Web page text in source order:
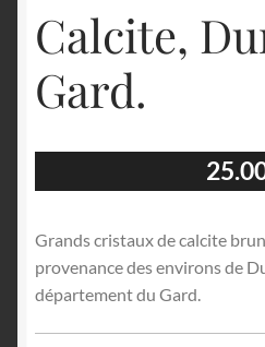
Calcite,
Gard.
Grands cristaux de calcite
provenance des environs de
département du Gard.